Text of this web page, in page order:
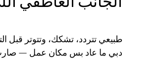
طبيعي تتردد، تشكك، وتتوتر قبل
دبي ما عاد بس مكان عمل —